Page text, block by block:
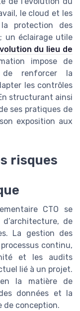
le cloud et les
protection des
un éclairage utile
du lieu de
impose de
de renforcer la
les contrôles
structurant ainsi
ses pratiques de
exposition aux
risques
CTO se
de
La gestion des
continu,
et les audits
lié à un projet.
la matière de
données et la
de conception.